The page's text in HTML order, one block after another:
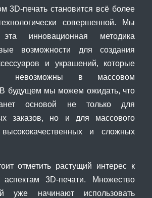
3D-печать становится всё более
совершенной. Мы
инновационная методика
возможности для создания
и украшений, которые
невозможны в массовом
В будущем мы можем ожидать, что
основой не только для
заказов, но и для массового
высококачественных и сложных
отметить растущий интерес к
аспектам 3D-печати. Множество
уже начинают использовать